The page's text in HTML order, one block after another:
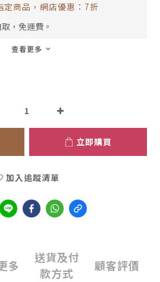
定商品，網店優惠：7折
，免運費。
查看更多
立即購買
加入追蹤清單
多
送貨及付
款方式
顧客評價